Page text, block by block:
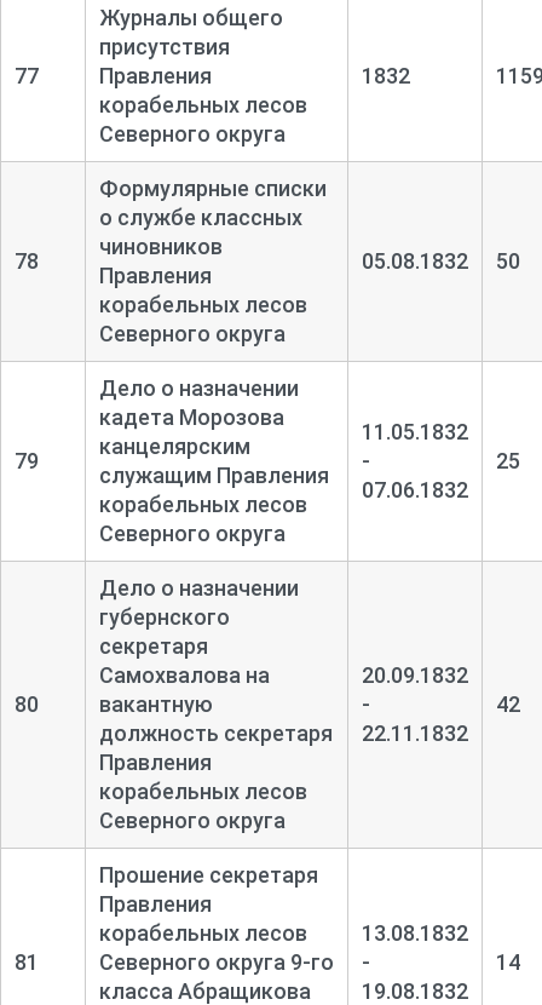
77
Журналы общего
присутствия
Правления
корабельных лесов
Северного округа
1832
78
Формулярные списки
о службе классных
чиновников
Правления
корабельных лесов
Северного округа
05.08.1832 50
79
Дело о назначении
кадета Морозова
канцелярским
служащим Правления
корабельных лесов
Северного округа
11.05.1832
-
07.06.1832
25
80
Дело о назначении
губернского
секретаря
Самохвалова на
вакантную
должность секретаря
Правления
корабельных лесов
Северного округа
20.09.1832
-
22.11.1832
42
81
Прошение секретаря
Правления
корабельных лесов
Северного округа 9-го
класса Абращикова
13.08.1832
-
19.08.1832
14